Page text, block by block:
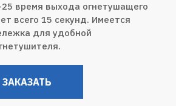
время выхода огнетушащего
всего 15 секунд. Имеется
для удобной
ЗАКАЗАТЬ